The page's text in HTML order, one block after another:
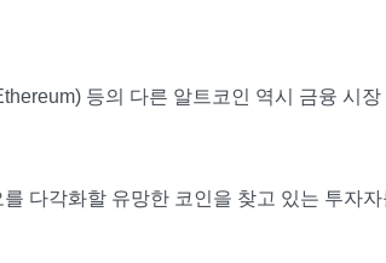
등의 다른 알트코인 역시 금융 시
를 다각화할 유망한 코인을 찾고 있는 투자